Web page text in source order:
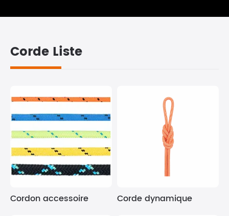
Corde Liste
Cordon accessoire Corde dynamique